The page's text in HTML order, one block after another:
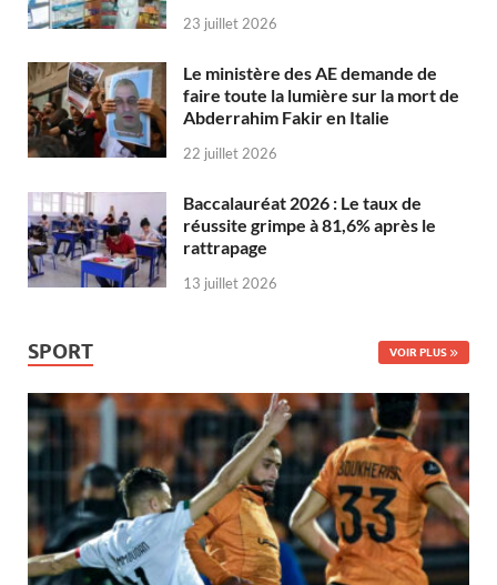
23 juillet 2026
Le ministère des AE demande de
faire toute la lumière sur la mort de
Abderrahim Fakir en Italie
22 juillet 2026
Baccalauréat 2026 : Le taux de
réussite grimpe à 81,6% après le
rattrapage
13 juillet 2026
SPORT VOIR PLUS